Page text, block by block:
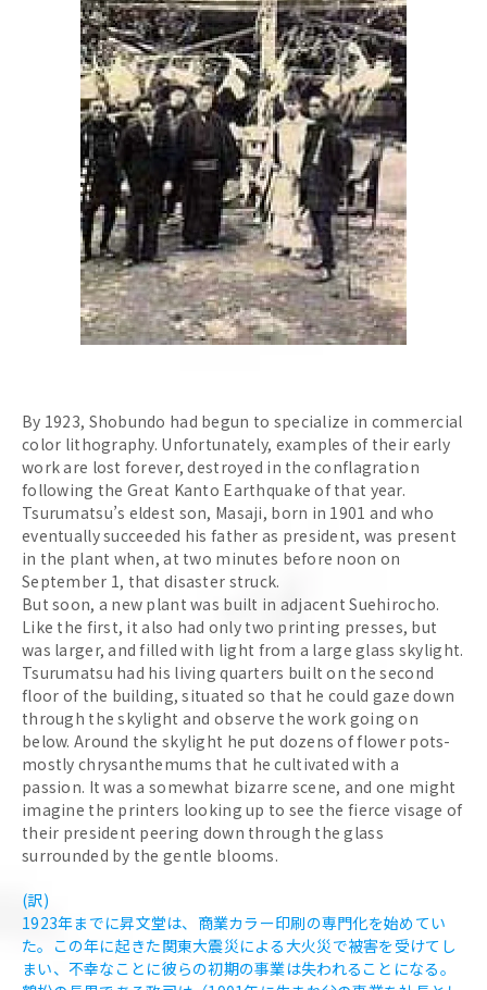
By 1923, Shobundo had begun to specialize in commercial
color lithography. Unfortunately, examples of their early
work are lost forever, destroyed in the conflagration
following the Great Kanto Earthquake of that year.
Tsurumatsu’s eldest son, Masaji, born in 1901 and who
eventually succeeded his father as president, was present
in the plant when, at two minutes before noon on
September 1, that disaster struck.
But soon, a new plant was built in adjacent Suehirocho.
Like the first, it also had only two printing presses, but
was larger, and filled with light from a large glass skylight.
Tsurumatsu had his living quarters built on the second
floor of the building, situated so that he could gaze down
through the skylight and observe the work going on
below. Around the skylight he put dozens of flower pots-
mostly chrysanthemums that he cultivated with a
passion. It was a somewhat bizarre scene, and one might
imagine the printers looking up to see the fierce visage of
their president peering down through the glass
surrounded by the gentle blooms.
(訳)
1923年までに昇文堂は、商業カラー印刷の専門化を始めてい
た。この年に起きた関東大震災による大火災で被害を受けてし
まい、不幸なことに彼らの初期の事業は失われることになる。